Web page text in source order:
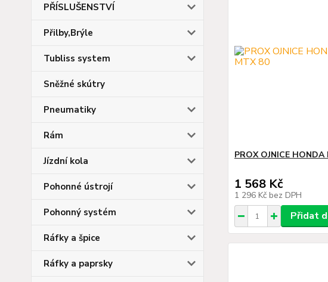
PŘÍSLUŠENSTVÍ
Přilby,Brýle
Tubliss system
Sněžné skútry
Pneumatiky
Rám
Jízdní kola
Pohonné ústrojí
Pohonný systém
Ráfky a špice
Ráfky a paprsky
PROX OJNICE
1 568 Kč
1 296 Kč bez DPH
Přidat